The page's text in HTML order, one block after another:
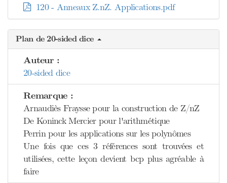
120 - Anneaux Z.nZ. Applications.pdf
Plan de 20-sided dice
Auteur :
20-sided dice
Remarque :
Arnaudiès Fraysse pour la construction de Z/nZ
De Koninck Mercier pour l'arithmétique
Perrin pour les applications sur les polynômes
Une fois que ces 3 références sont trouvées et
utilisées, cette leçon devient bcp plus agréable à
faire